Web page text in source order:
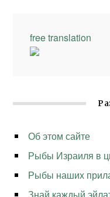
free translation
Об этом сайте
Рыбы Израиля в
Рыбы наших